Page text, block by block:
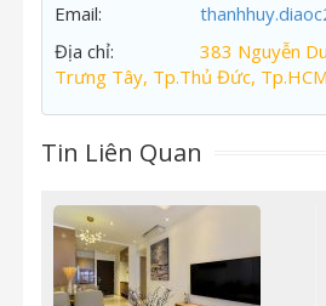
Email:
Địa chỉ:
383 Nguyễn
Trưng Tây, Tp.Thủ Đức, Tp.HCM
Tin Liên Quan